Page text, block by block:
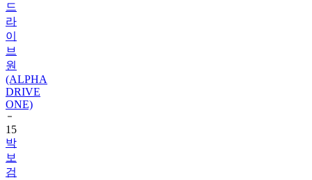
이
브
원
(ALPHA
DRIVE
ONE)
15
박
보
검
16